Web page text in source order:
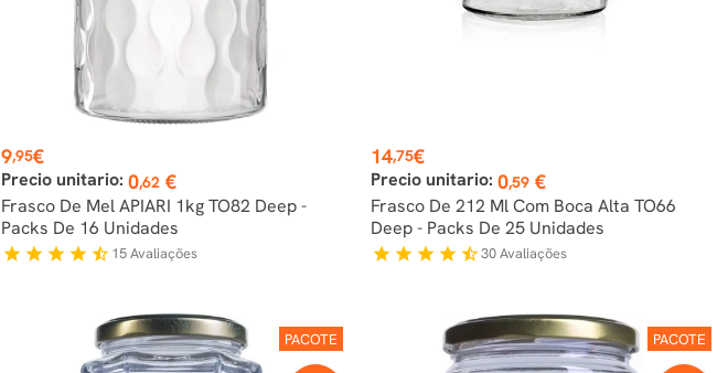
Preço
9,95€
Precio unitario: 0,62 €
Frasco De Mel APIARI 1kg TO82 Deep -
Packs De 16 Unidades
star star star star star_half 15Avaliações
Preço
14,75€
Precio unitario: 0,59€
Frasco De 212 Ml Com Boca Alta TO66
Deep - Packs De 25 Unidades
star star star star star_half30Avaliações
PACOTE PACOTE